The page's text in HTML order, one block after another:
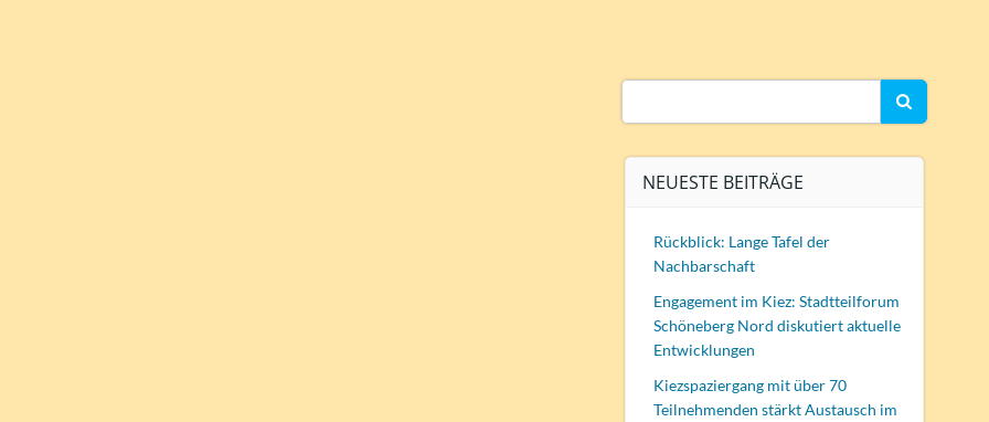
for:
NEUESTE BEITRÄGE
Rückblick: Lange Tafel der
Nachbarschaft
Engagement im Kiez: Stadtteilforum
Schöneberg Nord diskutiert aktuelle
Entwicklungen
Kiezspaziergang mit über 70
Teilnehmenden stärkt Austausch im